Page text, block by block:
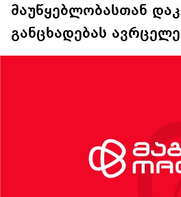
მაუწყებლობასთან
განცხადებას